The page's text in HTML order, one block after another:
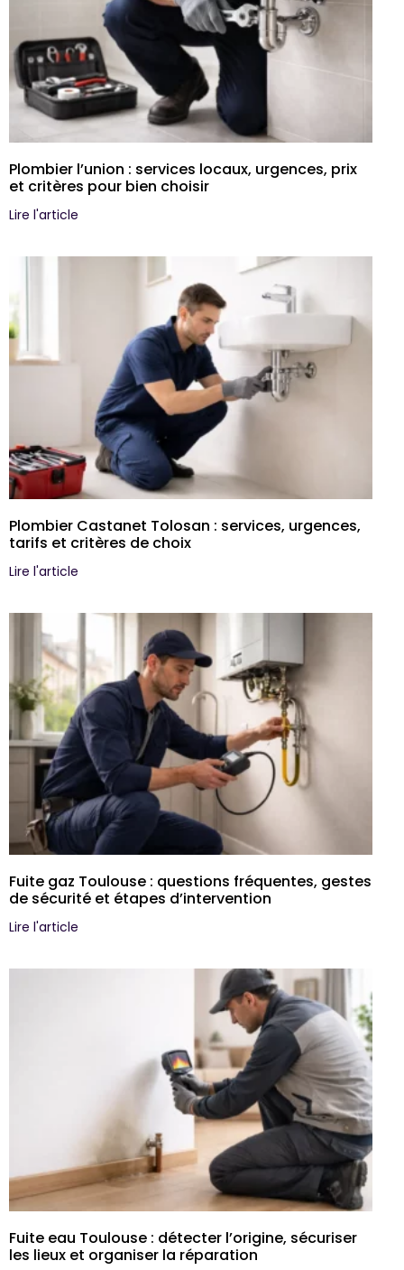
Plombier l’union : services locaux, urgences, prix
et critères pour bien choisir
Lire l'article
Plombier Castanet Tolosan : services, urgences,
tarifs et critères de choix
Lire l'article
Fuite gaz Toulouse : questions fréquentes, gestes
de sécurité et étapes d’intervention
Lire l'article
Fuite eau Toulouse : détecter l’origine, sécuriser
les lieux et organiser la réparation